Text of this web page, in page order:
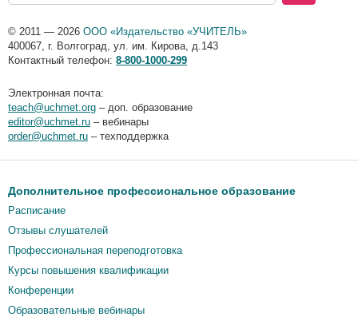
© 2011 — 2026 ООО «Издательство «УЧИТЕЛЬ»
400067, г. Волгоград, ул. им. Кирова, д.143
Контактный телефон: 8-800-1000-299
Электронная почта:
teach@uchmet.org – доп. образование
editor@uchmet.ru – вебинары
order@uchmet.ru – техподдержка
Дополнительное профессиональное образование
Расписание
Отзывы слушателей
Профессиональная переподготовка
Курсы повышения квалификации
Конференции
Образовательные вебинары